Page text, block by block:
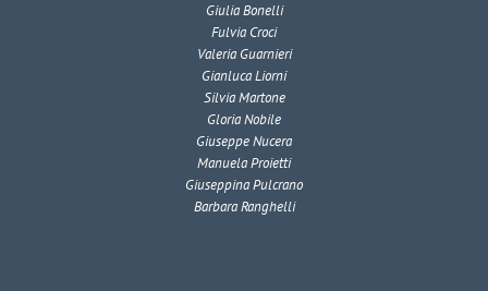
Giulia Bonelli
Fulvia Croci
Valeria Guarnieri
Gianluca Liorni
Silvia Martone
Gloria Nobile
Giuseppe Nucera
Manuela Proietti
Giuseppina Pulcrano
Barbara Ranghelli